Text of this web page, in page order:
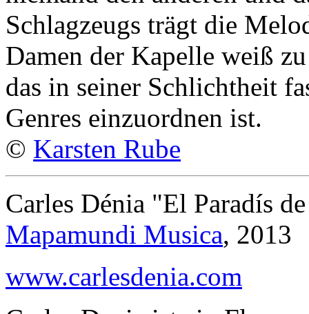
Schlagzeugs trägt die
Damen der Kapelle weiß
das in seiner Schlichtheit
Genres einzuordnen ist.
© Karsten Rube
Carles Dénia "El Paradís
Mapamundi Musica, 2013
www.carlesdenia.com